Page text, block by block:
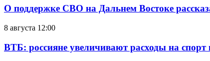
О поддержке СВО на Дальнем Востоке
8 августа 12:00
ВТБ: россияне увеличивают расходы на